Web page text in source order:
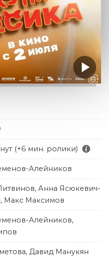
(+6 мин. ролики)
Алейников
Анна Ясюкевич-
Макс Максимов
Алейников,
Давид Манукян